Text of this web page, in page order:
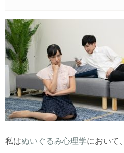
私はぬいぐるみ心理学において、